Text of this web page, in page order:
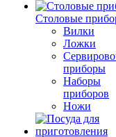
Столовые
Вилки
Ложки
приборы
Наборы
приборов
Ножи